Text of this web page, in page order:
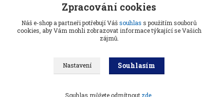
Po-čt, po 13 hodině
pietrasova.p@seznam.cz
Vše pro děti a kojence // Grafika a kódování
Zpracování cookies
Náš e-shop a partneři potřebují Vášsouhlas s použitím souborů
cookies, aby Vám mohli zobrazovat informace týkající se Vašich
zájmů.
Nastavení Souhlasím
Souhlas můžete odmítnout zde